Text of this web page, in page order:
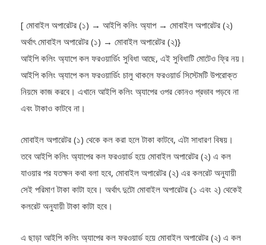
[ মোবাইল অপারেটর (১) → আইপি কলিং অ্যাপ → মোবাইল অপারেটর (২)
অর্থাৎ মোবাইল অপারেটর (১) → মোবাইল অপারেটর (২)}
আইপি কলিং অ্যাপে কল ফরওয়ার্ডিং সুবিধা আছে, এই সুবিধাটি মোটেও ফ্রি নয়।
আইপি কলিং অ্যাপে কল ফরওয়ার্ডিং চালু থাকলে ফরওয়ার্ড সিস্টেমটি উপরোক্ত
নিয়মে কাজ করবে। এখানে আইপি কলিং অ্যাপের ওপর কোনও প্রভাব পড়বে না
এবং টাকাও কাটবে না।
মোবাইল অপারেটর (১) থেকে কল করা হলে টাকা কাটবে, এটা সাধারণ বিষয়।
তবে আইপি কলিং অ্যাপের কল ফরওয়ার্ড হয়ে মোবাইল অপারেটর (২) এ কল
যাওয়ার পর যতক্ষন কথা বলা হবে, মোবাইল অপারেটর (২) এর কলরেট অনুযায়ী
সেই পরিমাণ টাকা কাটা হবে। অর্থাৎ দুটো মোবাইল অপারেটর (১ এবং ২) থেকেই
কলরেট অনুযায়ী টাকা কাটা হবে।
এ ছাড়া আইপি কলিং অ্যাপের কল ফরওয়ার্ড হয়ে মোবাইল অপারেটর (২) এ কল